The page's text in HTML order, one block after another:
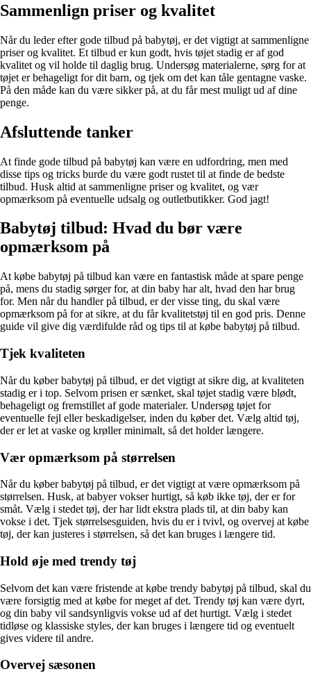
Sammenlign priser og kvalitet
Når du leder efter gode tilbud på babytøj, er det vigtigt at sammenligne
priser og kvalitet. Et tilbud er kun godt, hvis tøjet stadig er af god
kvalitet og vil holde til daglig brug. Undersøg materialerne, sørg for at
tøjet er behageligt for dit barn, og tjek om det kan tåle gentagne vaske.
På den måde kan du være sikker på, at du får mest muligt ud af dine
penge.
Afsluttende tanker
At finde gode tilbud på babytøj kan være en udfordring, men med
disse tips og tricks burde du være godt rustet til at finde de bedste
tilbud. Husk altid at sammenligne priser og kvalitet, og vær
opmærksom på eventuelle udsalg og outletbutikker. God jagt!
Babytøj tilbud: Hvad du bør være
opmærksom på
At købe babytøj på tilbud kan være en fantastisk måde at spare penge
på, mens du stadig sørger for, at din baby har alt, hvad den har brug
for. Men når du handler på tilbud, er der visse ting, du skal være
opmærksom på for at sikre, at du får kvalitetstøj til en god pris. Denne
guide vil give dig værdifulde råd og tips til at købe babytøj på tilbud.
Tjek kvaliteten
Når du køber babytøj på tilbud, er det vigtigt at sikre dig, at kvaliteten
stadig er i top. Selvom prisen er sænket, skal tøjet stadig være blødt,
behageligt og fremstillet af gode materialer. Undersøg tøjet for
eventuelle fejl eller beskadigelser, inden du køber det. Vælg altid tøj,
der er let at vaske og krøller minimalt, så det holder længere.
Vær opmærksom på størrelsen
Når du køber babytøj på tilbud, er det vigtigt at være opmærksom på
størrelsen. Husk, at babyer vokser hurtigt, så køb ikke tøj, der er for
småt. Vælg i stedet tøj, der har lidt ekstra plads til, at din baby kan
vokse i det. Tjek størrelsesguiden, hvis du er i tvivl, og overvej at købe
tøj, der kan justeres i størrelsen, så det kan bruges i længere tid.
Hold øje med trendy tøj
Selvom det kan være fristende at købe trendy babytøj på tilbud, skal du
være forsigtig med at købe for meget af det. Trendy tøj kan være dyrt,
og din baby vil sandsynligvis vokse ud af det hurtigt. Vælg i stedet
tidløse og klassiske styles, der kan bruges i længere tid og eventuelt
gives videre til andre.
Overvej sæsonen